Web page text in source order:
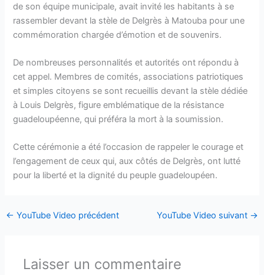
de son équipe municipale, avait invité les habitants à se
rassembler devant la stèle de Delgrès à Matouba pour une
commémoration chargée d’émotion et de souvenirs.
De nombreuses personnalités et autorités ont répondu à
cet appel. Membres de comités, associations patriotiques
et simples citoyens se sont recueillis devant la stèle dédiée
à Louis Delgrès, figure emblématique de la résistance
guadeloupéenne, qui préféra la mort à la soumission.
Cette cérémonie a été l’occasion de rappeler le courage et
l’engagement de ceux qui, aux côtés de Delgrès, ont lutté
pour la liberté et la dignité du peuple guadeloupéen.
← YouTube Video précédent YouTube Video suivant →
Laisser un commentaire